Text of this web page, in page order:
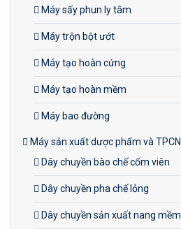
Máy sấy phun ly tâm
Máy trộn bột ướt
Máy tạo hoàn cứng
Máy tạo hoàn mềm
Máy bao đường
Máy sản xuất dược phẩm và TPCN
Dây chuyền bào chế cốm viên
Dây chuyền pha chế lỏng
Dây chuyền sản xuất nang mềm